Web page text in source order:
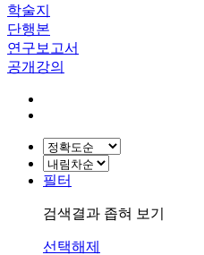
학술지
단행본
연구보고서
공개강의
필터
검색결과 좁혀 보기
선택해제